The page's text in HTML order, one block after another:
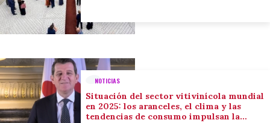
NOTICIAS
Situación del sector vitivinícola mundial
en 2025: los aranceles, el clima y las
tendencias de consumo impulsan la